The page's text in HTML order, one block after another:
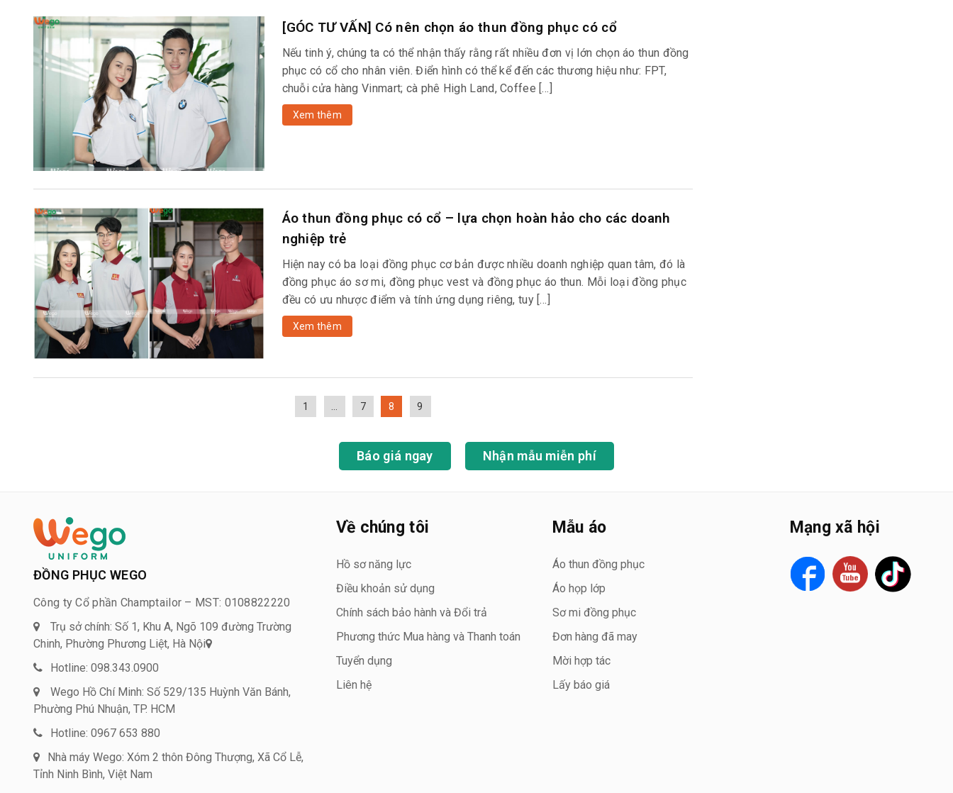
[GÓC TƯ VẤN] Có nên chọn áo thun đồng phục có cổ
Nếu tinh ý, chúng ta có thể nhận thấy rằng rất nhiều đơn vị lớn chọn áo thun đồng
phục có cổ cho nhân viên. Điển hình có thể kể đến các thương hiệu như: FPT,
chuỗi cửa hàng Vinmart; cà phê High Land, Coffee […]
Xem thêm
Áo thun đồng phục có cổ – lựa chọn hoàn hảo cho các doanh
nghiệp trẻ
Hiện nay có ba loại đồng phục cơ bản được nhiều doanh nghiệp quan tâm, đó là
đồng phục áo sơ mi, đồng phục vest và đồng phục áo thun. Mỗi loại đồng phục
đều có ưu nhược điểm và tính ứng dụng riêng, tuy […]
Xem thêm
1 … 7 8 9
Báo giá ngay Nhận mẫu miễn phí
ĐỒNG PHỤC WEGO
Công ty Cổ phần Champtailor – MST: 0108822220
Trụ sở chính: Số 1, Khu A, Ngõ 109 đường Trường
Chinh, Phường Phương Liệt, Hà Nội
Hotline: 098.343.0900
Wego Hồ Chí Minh: Số 529/135 Huỳnh Văn Bánh,
Phường Phú Nhuận, TP. HCM
Hotline: 0967 653 880
Nhà máy Wego: Xóm 2 thôn Đông Thượng, Xã Cổ Lễ,
Tỉnh Ninh Bình, Việt Nam
Về chúng tôi
Hồ sơ năng lực
Điều khoản sử dụng
Chính sách bảo hành và Đổi trả
Phương thức Mua hàng và Thanh toán
Tuyển dụng
Liên hệ
Mẫu áo
Áo thun đồng phục
Áo họp lớp
Sơ mi đồng phục
Đơn hàng đã may
Mời hợp tác
Lấy báo giá
Mạng xã hội